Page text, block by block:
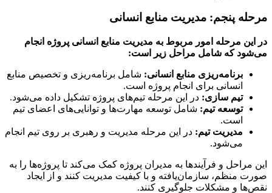
پنجم: مدیریت منابع انسانی
مرحله امور مربوط به مدیریت منابع انسانی پروژه انجام
که شامل مراحل زیر است
:
برنامه‌ریزی منابع انسانی:شامل برنامه‌ریزی و تخصیص منابع
انسانی برای انجام پروژه است.
تیم سازی:در این مرحله تیم‌های پروژه تشکیل داده می‌شود.
توسعه تیم:شامل توسعه مهارت‌ها و توانایی‌های اعضای تیم
مدیریت تیم:در این مرحله مدیریت و رهبری بر روی تیم انجام
می‌شود.
و فرآیندها به مدیران پروژه کمک می‌کند تا پروژه‌ها را به
منظم، سازمان‌یافته و با کیفیت مدیریت کنند و از ایجاد
و مشکلات جلوگیری کنند.